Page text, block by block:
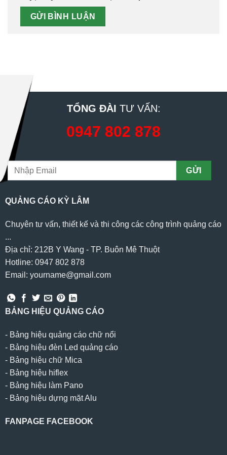
TỔNG ĐÀI TƯ VẤN:
0947 802 878
QUẢNG CÁO KỲ LÂM
Chuyên tư vấn, thiết kế và thi công các công trình quảng cáo
...
Địa chỉ: 212B Y Wang - TP. Buôn Mê Thuột
Hotline: 0947 802 878
Email: yourname@gmail.com
BẢNG HIỆU QUẢNG CÁO
- Bảng hiệu quảng cáo chữ nổi
- Bảng hiệu đèn Led quảng cáo
- Bảng hiệu chữ Mica
- Bảng hiệu hiflex
- Bảng hiệu làm Pano
- Bảng hiệu dựng mặt Alu
FANPAGE FACEBOOK